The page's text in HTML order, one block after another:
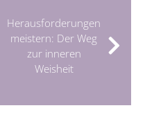
Herausforderungen
meistern: Der Weg
zur inneren
Weisheit